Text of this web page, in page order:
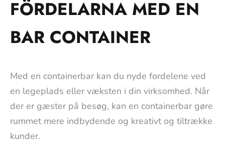
FÖRDELARNA MED EN
BAR CONTAINER
Med en containerbar kan du nyde fordelene ved
en legeplads eller væksten i din virksomhed. Når
der er gæster på besøg, kan en containerbar gøre
rummet mere indbydende og kreativt og tiltrække
kunder.